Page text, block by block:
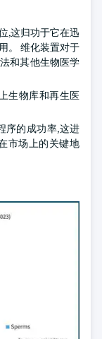
,这归功于它在迅
。 维化装置对于
和其他生物医学
生物库和再生医
序的成功率,这进
市场上的关键地